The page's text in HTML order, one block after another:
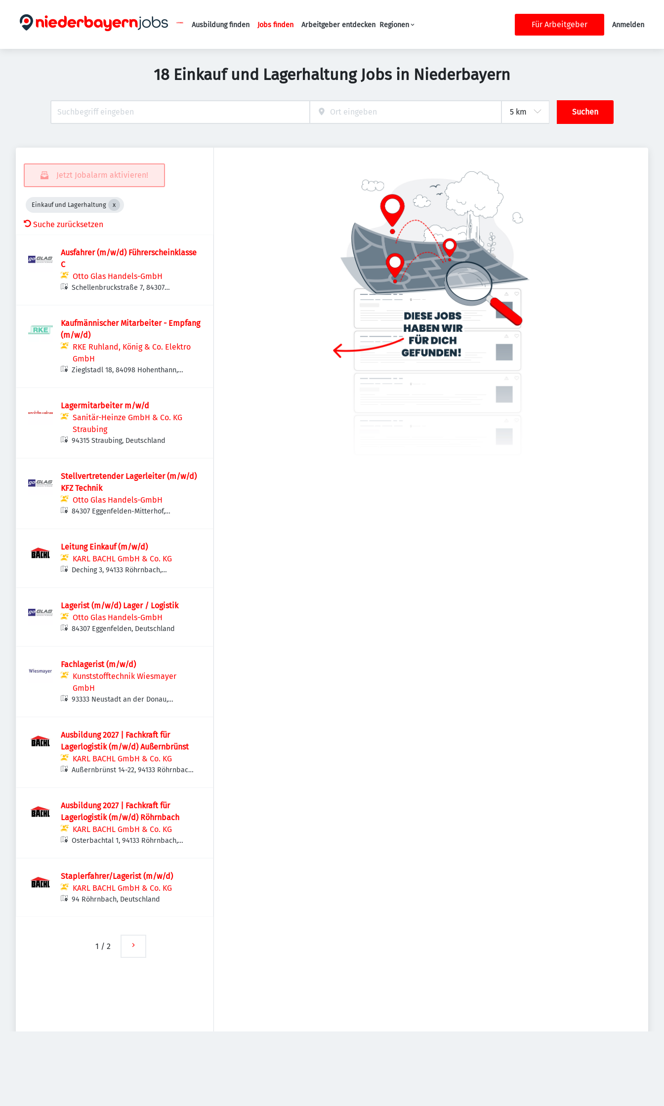
Haupt-Navigation
Ausbildung finden Jobs finden Arbeitgeber entdecken Regionen Für Arbeitgeber Anmelden
18 Einkauf und Lagerhaltung Jobs in Niederbayern
Suchen
Jetzt Jobalarm aktivieren!
Einkauf und Lagerhaltung
Suche zurücksetzen
Ausfahrer (m/w/d) Führerscheinklasse
C
Otto Glas Handels-GmbH
Schellenbruckstraße 7, 84307
Kaufmännischer Mitarbeiter - Empfang
(m/w/d)
RKE Ruhland, König & Co. Elektro
GmbH
Zieglstadl 18, 84098 Hohenthann,
Lagermitarbeiter m/w/d
Sanitär-Heinze GmbH & Co. KG
Straubing
94315 Straubing, Deutschland
Stellvertretender Lagerleiter (m/w/d)
KFZ Technik
Otto Glas Handels-GmbH
84307 Eggenfelden-Mitterhof,
Leitung Einkauf (m/w/d)
KARL BACHL GmbH & Co. KG
Deching 3, 94133 Röhrnbach,
Lagerist (m/w/d) Lager / Logistik
Otto Glas Handels-GmbH
84307 Eggenfelden, Deutschland
Fachlagerist (m/w/d)
Kunststofftechnik Wiesmayer
GmbH
93333 Neustadt an der Donau,
Ausbildung 2027 | Fachkraft für
Lagerlogistik (m/w/d) Außernbrünst
KARL BACHL GmbH & Co. KG
Außernbrünst 14-22, 94133 Röhrnbach,
Ausbildung 2027 | Fachkraft für
Lagerlogistik (m/w/d) Röhrnbach
KARL BACHL GmbH & Co. KG
Osterbachtal 1, 94133 Röhrnbach,
Staplerfahrer/Lagerist (m/w/d)
KARL BACHL GmbH & Co. KG
94 Röhrnbach, Deutschland
1 / 2